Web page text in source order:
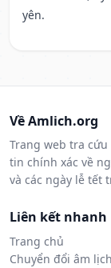
yên.
Về Amlich.org
Trang web tra
tin chính xác về
và các ngày lễ tết
Liên kết nhanh
Trang chủ
Chuyển đổi âm lịch